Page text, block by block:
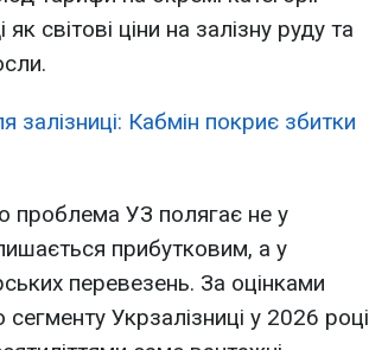
світові ціни на залізну руду та
залізниці: Кабмін покриє збитки
УЗ полягає не у
прибутковим, а у
перевезень. За оцінками
Укрзалізниці у 2026 році